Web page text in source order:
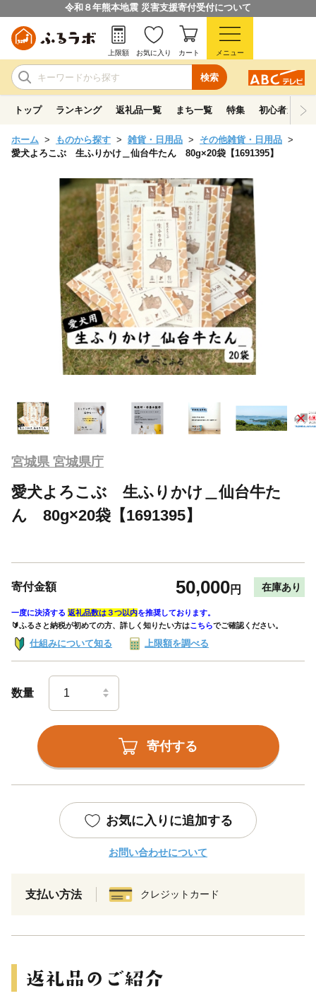
令和８年熊本地震 災害支援寄付受付について
検索
上限額 お気に入り カート メニュー
トップ ランキング 返礼品一覧 まち一覧 特集 初心者ガイド
ホーム ものから探す 雑貨・日用品
その他雑貨・日用品
愛犬よろこぶ 生ふりかけ＿仙台牛たん 80g×20袋【1691395】
宮城県 宮城県庁
愛犬よろこぶ 生ふりかけ＿仙台牛た
ん 80g×20袋【1691395】
寄付金額 50,000円 在庫あり
一度に決済する 返礼品数は３つ以内を推奨しております。
🔰ふるさと納税が初めての方、詳しく知りたい方はこちらでご確認ください。
仕組みについて知る 上限額を調べる
数量
寄付する
お気に入りに追加する
お問い合わせについて
支払い方法 クレジットカード